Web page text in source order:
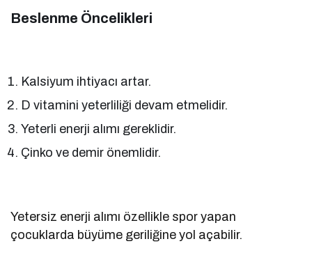
Beslenme Öncelikleri
Kalsiyum ihtiyacı artar.
D vitamini yeterliliği devam etmelidir.
Yeterli enerji alımı gereklidir.
Çinko ve demir önemlidir.
Yetersiz enerji alımı özellikle spor yapan
çocuklarda büyüme geriliğine yol açabilir.